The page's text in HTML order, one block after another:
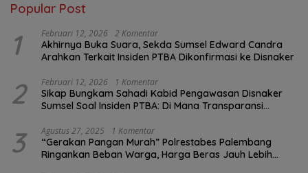
Popular Post
1 Februari 12, 2026 2 Komentar
Akhirnya Buka Suara, Sekda Sumsel Edward Candra
Arahkan Terkait Insiden PTBA Dikonfirmasi ke Disnaker
2 Februari 12, 2026 1 Komentar
Sikap Bungkam Sahadi Kabid Pengawasan Disnaker
Sumsel Soal Insiden PTBA: Di Mana Transparansi
3 Agustus 27, 2025 1 Komentar
“Gerakan Pangan Murah” Polrestabes Palembang
Ringankan Beban Warga, Harga Beras Jauh Lebih